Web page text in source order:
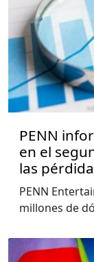
PENN
en el
las
PENN
millones de